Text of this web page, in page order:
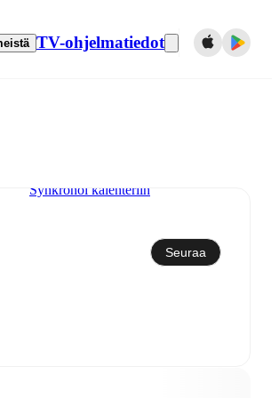
TV-ohjelmatiedot
Synkronoi kalenteriin
Seuraa